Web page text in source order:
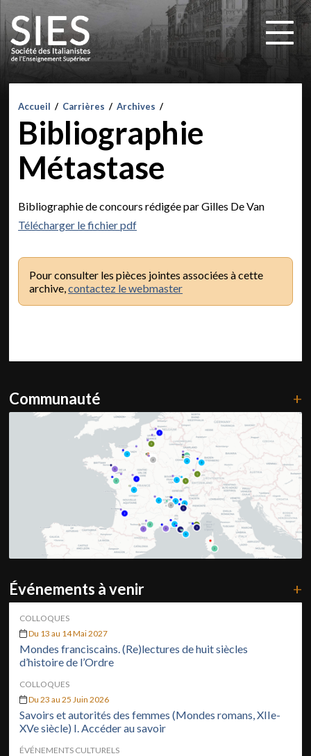
Accueil / Carrières / Archives /
Bibliographie
Métastase
Bibliographie de concours rédigée par Gilles De Van
Télécharger le fichier pdf
Pour consulter les pièces jointes associées à cette
archive,contactez le webmaster
Communauté +
Événements à venir +
COLLOQUES
Du 13 au 14 Mai 2027
Mondes franciscains. (Re)lectures de huit siècles
d’histoire de l’Ordre
COLLOQUES
Du 23 au 25 Juin 2026
Savoirs et autorités des femmes (Mondes romans, XIIe-
XVe siècle) I. Accéder au savoir
ÉVÉNEMENTS CULTURELS